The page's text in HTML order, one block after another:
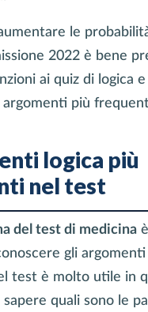
le
2022 è bene
ai quiz di logica e
argomenti più
logica più
nel test
del test di medicina
gli
test è molto utile in
quali sono le